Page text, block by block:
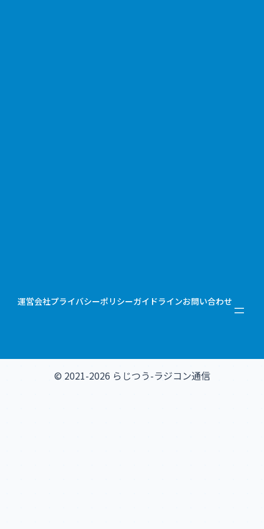
運営会社プライバシーポリシーガイドラインお問い合わせ
© 2021-2026 らじつう-ラジコン通信